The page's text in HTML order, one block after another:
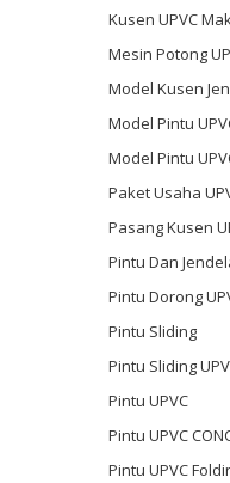
Kusen UPVC
Mesin Potong
Model Kusen
Model Pintu
Model Pintu
Paket Usaha
Pasang Kusen
Pintu Dan
Pintu Dorong
Pintu Sliding
Pintu Sliding
Pintu UPVC
Pintu UPVC
Pintu UPVC